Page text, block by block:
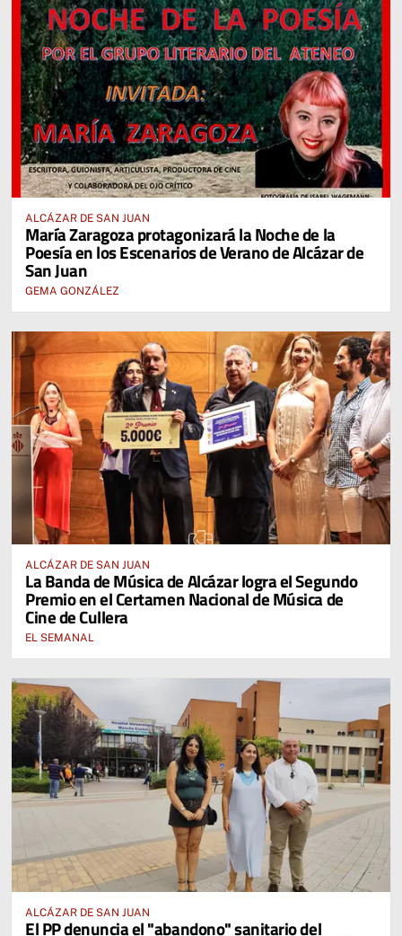
ALCÁZAR DE SAN JUAN
María Zaragoza protagonizará la Noche de la
Poesía en los Escenarios de Verano de Alcázar de
San Juan
GEMA GONZÁLEZ
ALCÁZAR DE SAN JUAN
La Banda de Música de Alcázar logra el Segundo
Premio en el Certamen Nacional de Música de
Cine de Cullera
EL SEMANAL
ALCÁZAR DE SAN JUAN
El PP denuncia el "abandono" sanitario del